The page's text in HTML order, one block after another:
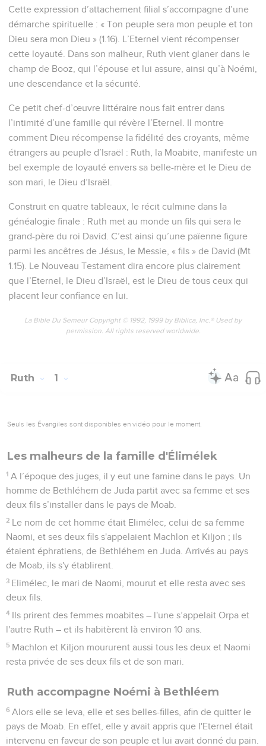
Cette expression d’attachement filial s’accompagne d’une
démarche spirituelle : « Ton peuple sera mon peuple et ton
Dieu sera mon Dieu » (1.16). L’Eternel vient récompenser
cette loyauté. Dans son malheur, Ruth vient glaner dans le
champ de Booz, qui l’épouse et lui assure, ainsi qu’à Noémi,
une descendance et la sécurité.
Ce petit chef-d’œuvre littéraire nous fait entrer dans
l’intimité d’une famille qui révère l’Eternel. Il montre
comment Dieu récompense la fidélité des croyants, même
étrangers au peuple d’Israël : Ruth, la Moabite, manifeste un
bel exemple de loyauté envers sa belle-mère et le Dieu de
son mari, le Dieu d’Israël.
Construit en quatre tableaux, le récit culmine dans la
généalogie finale : Ruth met au monde un fils qui sera le
grand-père du roi David. C’est ainsi qu’une païenne figure
parmi les ancêtres de Jésus, le Messie, « fils » de David (Mt
1.15). Le Nouveau Testament dira encore plus clairement
que l’Eternel, le Dieu d’Israël, est le Dieu de tous ceux qui
placent leur confiance en lui.
La Bible Du Semeur Copyright © 1992, 1999 by Biblica, Inc.® Used by
permission. All rights reserved worldwide.
Ruth 1
Seuls les Évangiles sont disponibles en vidéo pour le moment.
Les malheurs de la famille d'Élimélek
1 A l’époque des juges, il y eut une famine dans le pays. Un
homme de Bethléhem de Juda partit avec sa femme et ses
deux fils s’installer dans le pays de Moab.
2 Le nom de cet homme était Elimélec, celui de sa femme
Naomi, et ses deux fils s'appelaient Machlon et Kiljon ; ils
étaient éphratiens, de Bethléhem en Juda. Arrivés au pays
de Moab, ils s'y établirent.
3 Elimélec, le mari de Naomi, mourut et elle resta avec ses
deux fils.
4 Ils prirent des femmes moabites – l'une s’appelait Orpa et
l'autre Ruth – et ils habitèrent là environ 10 ans.
5 Machlon et Kiljon moururent aussi tous les deux et Naomi
resta privée de ses deux fils et de son mari.
Ruth accompagne Noémi à Bethléem
6 Alors elle se leva, elle et ses belles-filles, afin de quitter le
pays de Moab. En effet, elle y avait appris que l'Eternel était
intervenu en faveur de son peuple et lui avait donné du pain.